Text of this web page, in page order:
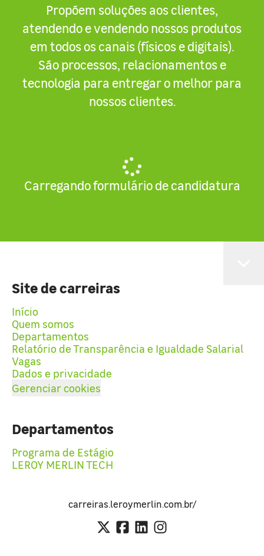
Propõem soluções aos clientes,
atendendo e vendendo nossos produtos
em todos os canais (físicos e digitais).
São processos, relacionamentos e
tecnologia para entregar o melhor para
nossos clientes.
Carregando formulário de candidatura
Site de carreiras
Início
Quem somos
Departamentos
Relatório de Transparência e Igualdade Salarial
Vagas
Dados e privacidade
Gerenciar cookies
Departamentos
Programa de Estágio
LEROY MERLIN TECH
carreiras.leroymerlin.com.br/